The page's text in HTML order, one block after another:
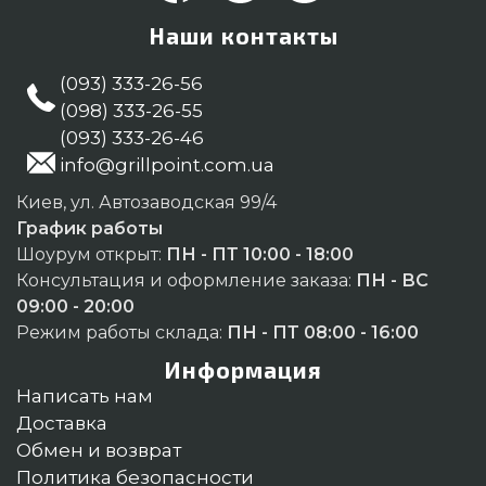
Наши контакты
(093) 333-26-56
(098) 333-26-55
(093) 333-26-46
info@grillpoint.com.ua
Киев, ул. Автозаводская 99/4
График работы
Шоурум открыт: ПН - ПТ 10:00 - 18:00
Консультация и оформление заказа: ПН - ВС
09:00 - 20:00
Режим работы склада: ПН - ПТ 08:00 - 16:00
Информация
Написать нам
Доставка
Обмен и возврат
Политика безопасности